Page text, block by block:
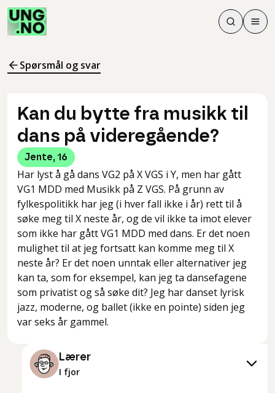
Søk
Søk
Meny
Spørsmål og svar
Kan du bytte fra musikk til
dans på videregående?
Jente, 16
Har lyst å gå dans VG2 på X VGS i Y, men har gått
VG1 MDD med Musikk på Z VGS. På grunn av
fylkespolitikk har jeg (i hver fall ikke i år) rett til å
søke meg til X neste år, og de vil ikke ta imot elever
som ikke har gått VG1 MDD med dans. Er det noen
mulighet til at jeg fortsatt kan komme meg til X
neste år? Er det noen unntak eller alternativer jeg
kan ta, som for eksempel, kan jeg ta dansefagene
som privatist og så søke dit? Jeg har danset lyrisk
jazz, moderne, og ballet (ikke en pointe) siden jeg
var seks år gammel.
Lærer
I fjor